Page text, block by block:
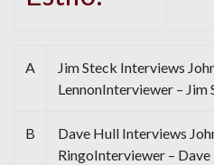
A
Jim Steck Interviews
LennonInterviewer – Jim
B
Dave Hull Interviews
RingoInterviewer – Dave